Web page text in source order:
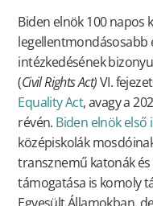
Biden elnök 100 napos
legellentmondásosabb
intézkedésének
(Civil Rights Act)VI.
Equality Act, avagy a
révén. Biden elnök
középiskolák
transznemű katonák
támogatása is komoly